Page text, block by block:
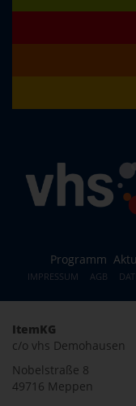
Programm
IMPRESSUM AGB
ItemKG
c/o vhs Demohausen
Nobelstraße 8
49716 Meppen